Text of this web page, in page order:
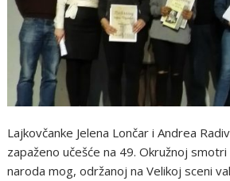
Lajkovčanke Jelena Lončar i Andrea
zapaženo učešće na 49. Okružnoj
naroda mog, održanoj na Velikoj sceni